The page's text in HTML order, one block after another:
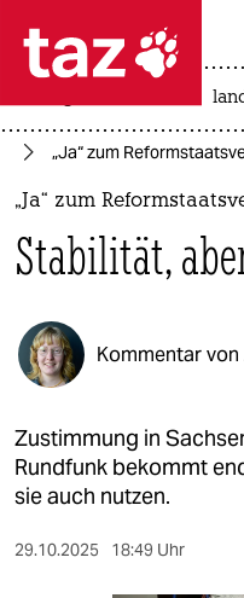
 taz
taz
themen
politik
öko
gesellschaft
kultur
sport
berlin
„Ja“ zum
„Ja“ zum
Stabilität,
Kommentar von
Zustimmung in
Rundfunk bekommt
sie auch nutzen.
29.10.2025 18:49 Uhr